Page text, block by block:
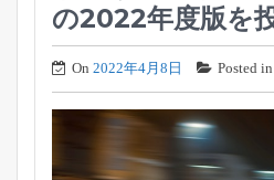
の2022年度版を
On 2022年4月8日 Posted in